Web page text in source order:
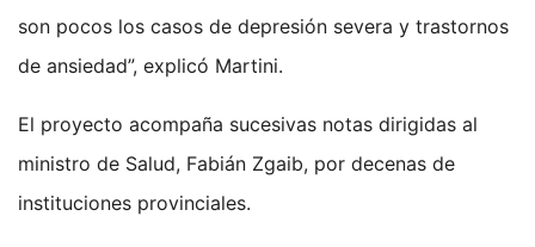
son pocos los casos de depresión severa y trastornos
de ansiedad”, explicó Martini.
El proyecto acompaña sucesivas notas dirigidas al
ministro de Salud, Fabián Zgaib, por decenas de
instituciones provinciales.